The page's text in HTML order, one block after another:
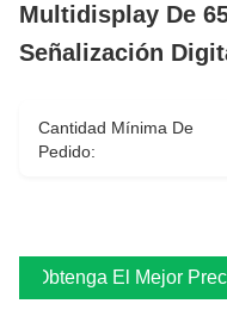
Multidisplay De
Señalización
Cantidad Mínima De
Pedido:
Obtenga El Mejor